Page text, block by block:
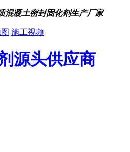
混凝土密封固化剂生产厂家
施工视频